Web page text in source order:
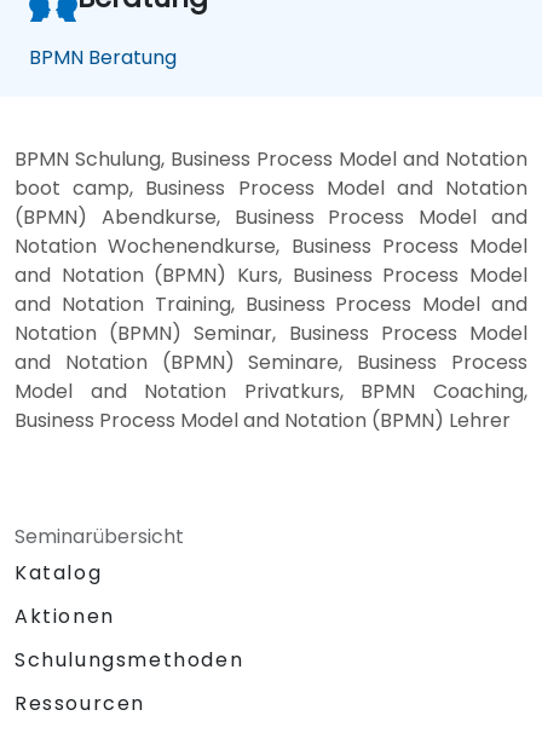
BPMN Beratung
BPMN Schulung, Business Process Model and Notation
boot camp, Business Process Model and Notation
(BPMN) Abendkurse, Business Process Model and
Notation Wochenendkurse, Business Process Model
and Notation (BPMN) Kurs, Business Process Model
and Notation Training, Business Process Model and
Notation (BPMN) Seminar, Business Process Model
and Notation (BPMN) Seminare, Business Process
Model and Notation Privatkurs, BPMN Coaching,
Business Process Model and Notation (BPMN) Lehrer
Seminarübersicht
Katalog
Aktionen
Schulungsmethoden
Ressourcen